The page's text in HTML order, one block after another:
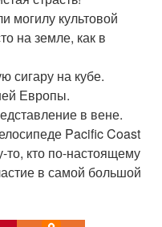
могилу культовой
на земле, как в
сигару на кубе.
Европы.
в вене.
Pacific Coast
кто по-настоящему
в самой большой